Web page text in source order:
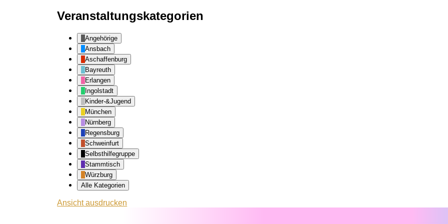
Veranstaltungskategorien
Angehörige
Ansbach
Aschaffenburg
Bayreuth
Erlangen
Ingolstadt
Kinder-&Jugend
München
Nürnberg
Regensburg
Schweinfurt
Selbsthilfegruppe
Stammtisch
Würzburg
Alle Kategorien
Ansichtausdrucken